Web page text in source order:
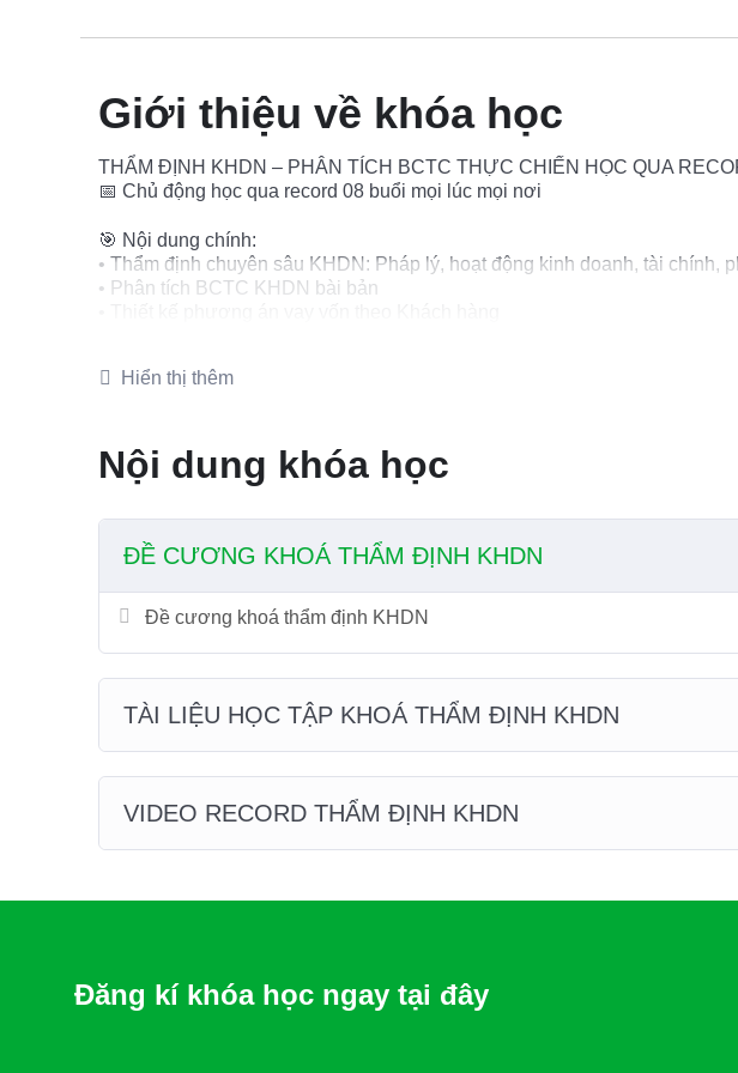
Giới thiệu về khóa học
THẨM ĐỊNH KHDN – PHÂN TÍCH BCTC THỰC CHIẾN HỌC QUA
📅 Chủ động học qua record 08 buổi mọi lúc mọi nơi
🎯 Nội dung chính:
• Thẩm định chuyên sâu KHDN: Pháp lý, hoạt động kinh doanh, tài chính,
• Phân tích BCTC KHDN bài bản
🎯Lộ trình
Hiển thị thêm
Nội dung khóa học
ĐỀ CƯƠNG KHOÁ THẨM ĐỊNH KHDN
Đề cương khoá thẩm định KHDN
TÀI LIỆU HỌC TẬP KHOÁ THẨM ĐỊNH KHDN
VIDEO RECORD THẨM ĐỊNH KHDN
Đăng kí khóa học ngay tại đây